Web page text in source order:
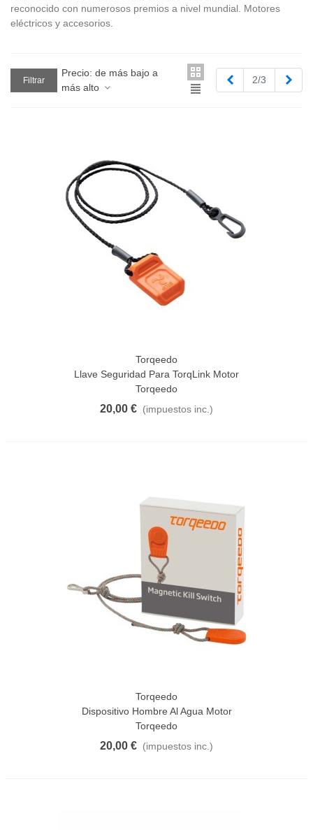
reconocido con numerosos premios a nivel mundial. Motores
eléctricos y accesorios.
Filtrar
Precio: de más bajo a
más alto
Anterior
2/3
Torqeedo
Llave Seguridad Para TorqLink Motor
Torqeedo
20,00 € (impuestos inc.)
Torqeedo
Dispositivo Hombre Al Agua Motor
Torqeedo
20,00 € (impuestos inc.)